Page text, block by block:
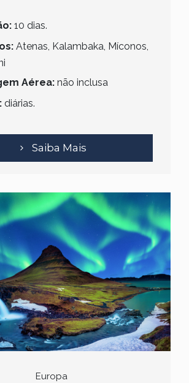
10 dias.
Atenas, Kalambaka, Míconos,
Aérea:não inclusa
diárias.
Saiba Mais
Europa